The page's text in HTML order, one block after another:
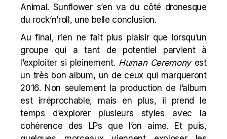
Animal. Sunflower s’en va du côté dronesque
du rock’n’roll, une belle conclusion.
Au final, rien ne fait plus plaisir que lorsqu’un
groupe qui a tant de potentiel parvient à
l’exploiter si pleinement. Human Ceremonyest
un très bon album, un de ceux qui marqueront
2016. Non seulement la production de l’album
est irréprochable, mais en plus, il prend le
temps d’explorer plusieurs styles avec la
cohérence des LPs que l’on aime. Et puis,